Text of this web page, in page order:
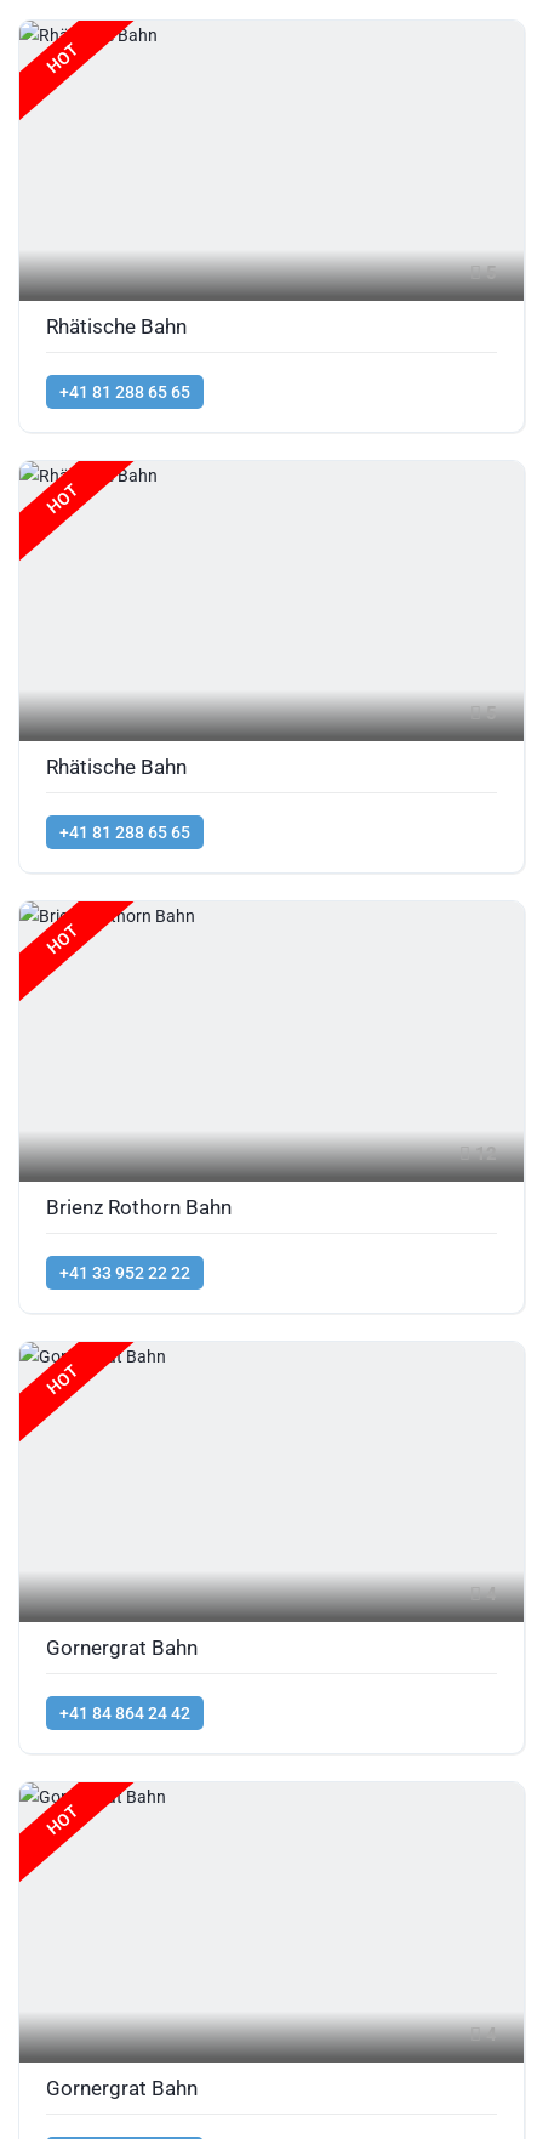
HOT
5
Rhätische Bahn
+41 81 288 65 65
HOT
5
Rhätische Bahn
+41 81 288 65 65
HOT
12
Brienz Rothorn Bahn
+41 33 952 22 22
HOT
4
Gornergrat Bahn
+41 84 864 24 42
HOT
4
Gornergrat Bahn